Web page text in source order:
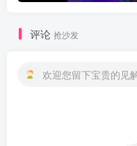
评论 抢沙发
欢迎您留下宝贵的见